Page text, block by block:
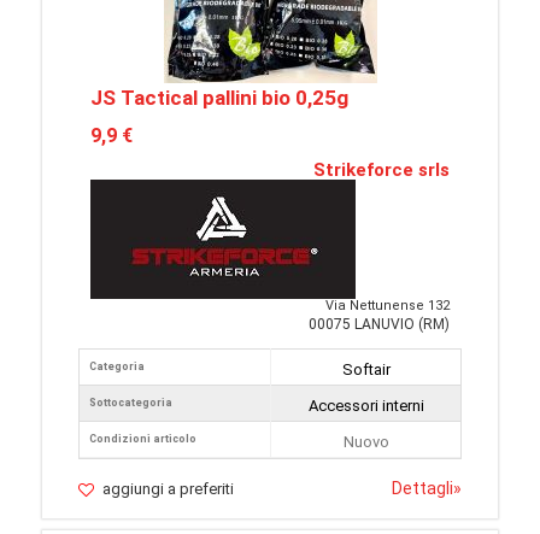
JS Tactical pallini bio 0,25g
9,9 €
Strikeforce srls
Via Nettunense 132
00075 LANUVIO (RM)
Categoria
Sottocategoria
Condizioni articolo
Softair
Accessori interni
Nuovo
aggiungi a preferiti Dettagli»